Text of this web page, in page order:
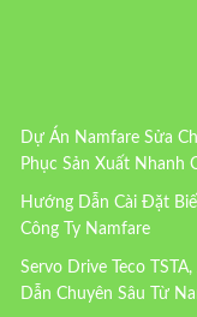
Dự Án Namfare Sửa
Phục Sản Xuất Nhanh
Hướng Dẫn Cài Đặt
Công Ty Namfare
Servo Drive Teco
Dẫn Chuyên Sâu Từ